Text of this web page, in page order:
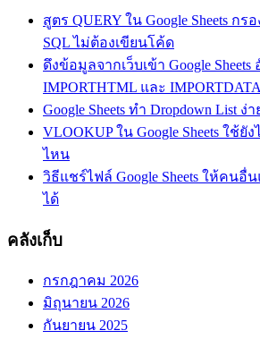
สูตร QUERY ใน Google Sheets ก
SQL ไม่ต้องเขียนโค้ด
ดึงข้อมูลจากเว็บเข้า Google
IMPORTHTML และ IMPORTDATA
Google Sheets ทำ Dropdown List
VLOOKUP ใน Google Sheets ใช้ยั
ไหน
วิธีแชร์ไฟล์ Google Sheets ให้คนอื่
ได้
คลังเก็บ
กรกฎาคม 2026
มิถุนายน 2026
กันยายน 2025